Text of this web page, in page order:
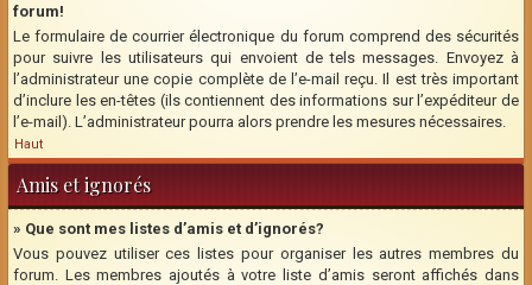
forum!
Le formulaire de courrier électronique du forum comprend des sécurités
pour suivre les utilisateurs qui envoient de tels messages. Envoyez à
l’administrateur une copie complète de l’e-mail reçu. Il est très important
d’inclure les en-têtes (ils contiennent des informations sur l’expéditeur de
l’e-mail). L’administrateur pourra alors prendre les mesures nécessaires.
Haut
Amis et ignorés
» Que sont mes listes d’amis et d’ignorés?
Vous pouvez utiliser ces listes pour organiser les autres membres du
forum. Les membres ajoutés à votre liste d’amis seront affichés dans